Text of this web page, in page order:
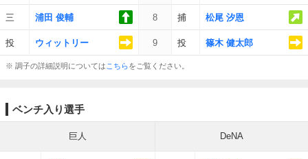
三 浦田 俊輔 8 捕 松尾 汐恩
投 ウィットリー 9 投 篠木 健太郎
※ 調子の詳細説明については こちらをご覧ください。
ベンチ入り選手
巨人 DeNA